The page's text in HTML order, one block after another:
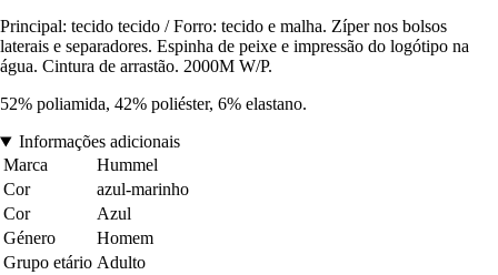
Principal: tecido tecido / Forro: tecido e malha. Zíper nos bolsos
laterais e separadores. Espinha de peixe e impressão do logótipo na
água. Cintura de arrastão. 2000M W/P.
52% poliamida, 42% poliéster, 6% elastano.
Informações adicionais
Marca
Hummel
Cor
azul-marinho
Cor
Azul
Género
Homem
Grupo etário Adulto